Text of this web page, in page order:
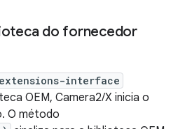
do fornecedor
extensions-interface
OEM, Camera2/X inicia o
O método